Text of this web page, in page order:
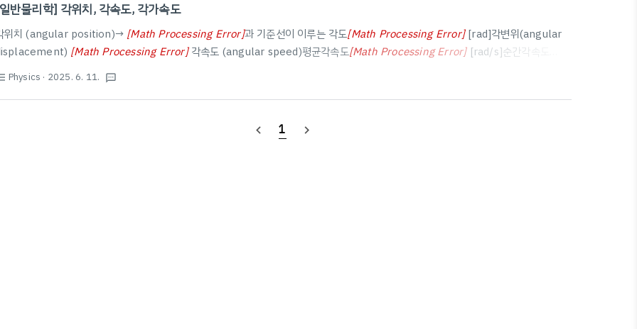
반물리학] 각위치, 각속도, 각가속도
위치 (angular position)→ [Math Processing Error]
r 과 기준선이 이루는 각도[Math Processing Error]
θ=sr
[rad]각변위(angular
[Math Processing Error]
Δθ=θf−θi 각속도 (angular speed)평균각속도[Math Processing Error]
ωavg≡θf−θitf−ti=ΔθΔt [rad/s]순간각속도
Math Processing Error]
≡lim Δ 0ΔθΔ = dθd [rad/s]각가속도 (angular acceleration)평균각가속도$\alpha_{avg}\equiv\frac{\o..
Physics · 2025. 6. 11. textsms
navigate_before 1 navigate_next